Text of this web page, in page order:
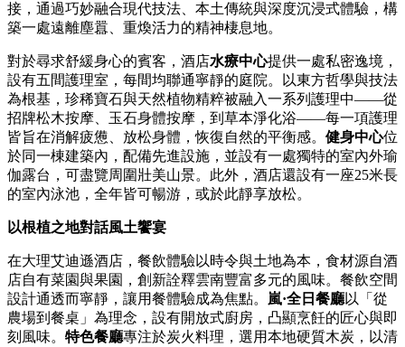
接，通過巧妙融合現代技法、本土傳統與深度沉浸式體驗，構
築一處遠離塵囂、重煥活力的精神棲息地。
對於尋求舒緩身心的賓客，酒店水療中心提供一處私密逸境，
設有五間護理室，每間均聯通寧靜的庭院。以東方哲學與技法
為根基，珍稀寶石與天然植物精粹被融入一系列護理中——從
招牌松木按摩、玉石身體按摩，到草本淨化浴——每一項護理
皆旨在消解疲憊、放松身體，恢復自然的平衡感。 健身中心位
於同一棟建築內，配備先進設施，並設有一處獨特的室內外瑜
伽露台，可盡覽周圍壯美山景。此外，酒店還設有一座25米長
的室內泳池，全年皆可暢游，或於此靜享放松。
以根植之地對話風土饗宴
在大理艾迪遜酒店，餐飲體驗以時令與土地為本，食材源自酒
店自有菜園與果園，創新詮釋雲南豐富多元的風味。餐飲空間
設計通透而寧靜，讓用餐體驗成為焦點。 嵐·全日餐廳以「從
農場到餐桌」為理念，設有開放式廚房，凸顯烹飪的匠心與即
刻風味。 特色餐廳專注於炭火料理，選用本地硬質木炭，以清